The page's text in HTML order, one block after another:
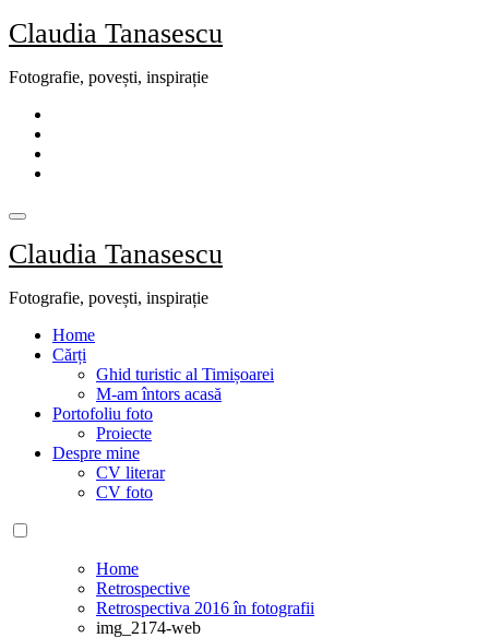
Skip
to
Claudia Tanasescu
Fotografie, povești, inspirație
Claudia Tanasescu
Fotografie, povești, inspirație
Home
Cărți
Ghid turistic al Timișoarei
M-am întors acasă
Portofoliu foto
Proiecte
Despre mine
CV literar
CV foto
Home
Retrospective
Retrospectiva 2016 în fotografii
img_2174-web